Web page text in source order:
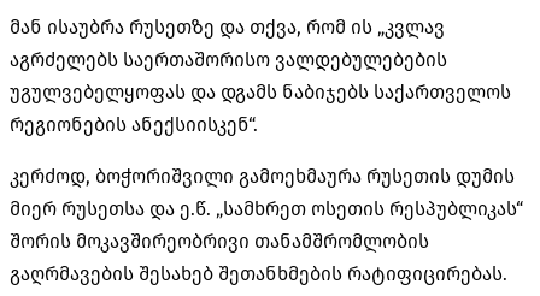
მან ისაუბრა რუსეთზე და თქვა, რომ ის „კვლავ
აგრძელებს საერთაშორისო ვალდებულებების
უგულვებელყოფას და დგამს ნაბიჯებს საქართველოს
რეგიონების ანექსიისკენ“.
კერძოდ, ბოჭორიშვილი გამოეხმაურა რუსეთის დუმის
მიერ რუსეთსა და ე.წ. „სამხრეთ ოსეთის რესპუბლიკას“
შორის მოკავშირეობრივი თანამშრომლობის
გაღრმავების შესახებ შეთანხმების რატიფიცირებას.